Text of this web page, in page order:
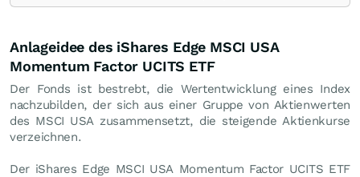
Anlageidee des iShares Edge MSCI USA
Momentum Factor UCITS ETF
Der Fonds ist bestrebt, die Wertentwicklung eines Index
nachzubilden, der sich aus einer Gruppe von Aktienwerten
des MSCI USA zusammensetzt, die steigende Aktienkurse
verzeichnen.
Der iShares Edge MSCI USA Momentum Factor UCITS ETF